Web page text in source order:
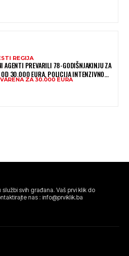
REGIJA
AGENTI PREVARILI 78-GODIŠNJAKINJU ZA
OD 30.000 EURA, POLICIJA INTENZIVNO
ZA POČINITELJIMA
ZA 30.000 EURA
svih građana. Vaš prvi klik do
nas : info@prviklik.ba